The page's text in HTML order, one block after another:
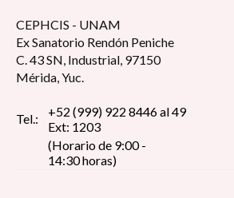
CEPHCIS - UNAM
Ex Sanatorio Rendón Peniche
C. 43 SN, Industrial, 97150
Mérida, Yuc.
Tel.:
+52 (999) 922 8446 al 49
Ext: 1203
(Horario de 9:00 -
14:30 horas)